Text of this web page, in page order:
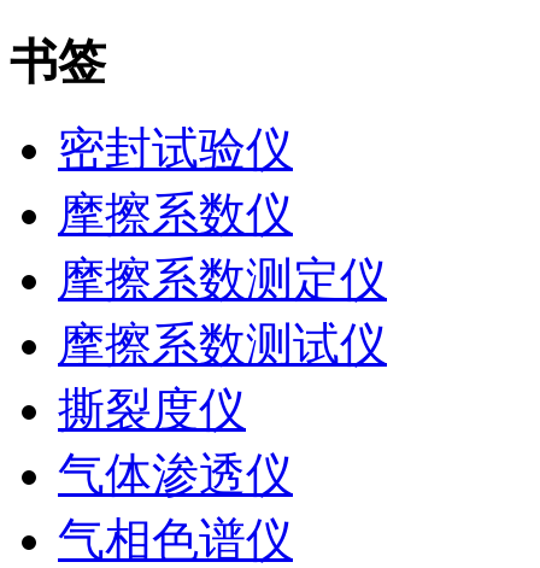
书签
密封试验仪
摩擦系数仪
摩擦系数测定仪
摩擦系数测试仪
撕裂度仪
气体渗透仪
气相色谱仪